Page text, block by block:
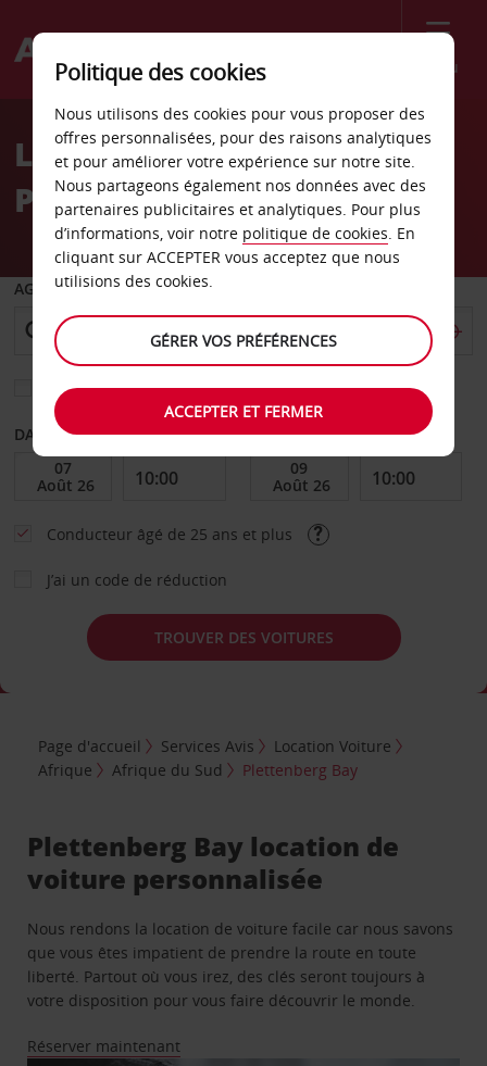
Menu
Welcome
AvisLocation de voiture
Plettenberg Bay
AGENCE DE DÉPART
Sélectionnez une autre agence de retour
DATE DE DÉBUT DATE DE FIN
Conducteur âgé de 25 ans et plus
J’ai un code de réduction
TROUVER DES VOITURES
Page d'accueil Services Avis
Location Voiture
Afrique
Afrique du Sud Plettenberg Bay
Plettenberg Bay location de
voiture personnalisée
Nous rendons la location de voiture facile car nous savons
que vous êtes impatient de prendre la route en toute
liberté. Partout où vous irez, des clés seront toujours à
votre disposition pour vous faire découvrir le monde.
Réserver maintenant
Politique des cookies
Nous utilisons des cookies pour vous proposer des
offres personnalisées, pour des raisons analytiques
et pour améliorer votre expérience sur notre site.
Nous partageons également nos données avec des
partenaires publicitaires et analytiques. Pour plus
d’informations, voir notre politique de cookies. En
cliquant sur ACCEPTER vous acceptez que nous
utilisions des cookies.
GÉRER VOS PRÉFÉRENCES
ACCEPTER ET FERMER